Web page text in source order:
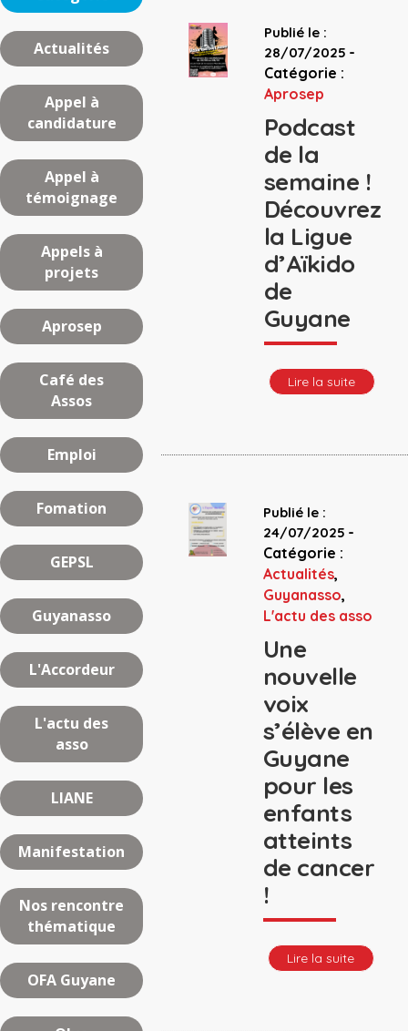
Actualités
Appel à
candidature
Appel à
témoignage
Appels à
projets
Aprosep
Café des
Assos
Emploi
Fomation
GEPSL
Guyanasso
L'Accordeur
L'actu des
asso
LIANE
Manifestation
Nos rencontre
thématique
OFA Guyane
Publié le :
28/07/2025 -
Catégorie :
Aprosep
Podcast
de la
semaine !
Découvrez
la Ligue
d’Aïkido
de
Guyane
Lire la suite
Publié le :
24/07/2025 -
Catégorie :
Actualités,
Guyanasso,
L'actu des asso
Une
nouvelle
voix
s’élève en
Guyane
pour les
enfants
atteints
de cancer
!
Lire la suite